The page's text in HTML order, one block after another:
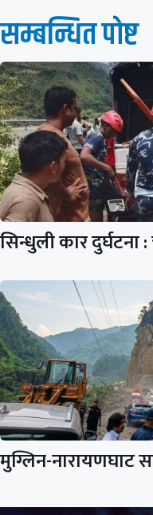
सम्बन्धित पाेष्ट
सिन्धुली कार
मुग्लिन-नारायणघाट